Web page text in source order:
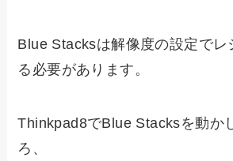
Blue Stacksは解像度の設定でレ
る必要があります。
Thinkpad8でBlue Stacksを動か
ろ、